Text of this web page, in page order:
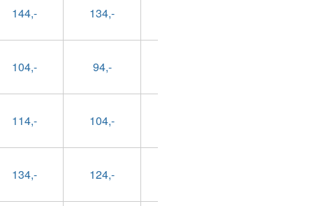
144,- 134,-
104,- 94,-
114,- 104,-
134,- 124,-